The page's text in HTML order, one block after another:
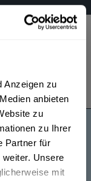
Anzeigen zu
anbieten
zu
zu Ihrer
Partner für
Unsere
mit
widerrufen
Datenschutzerklärung